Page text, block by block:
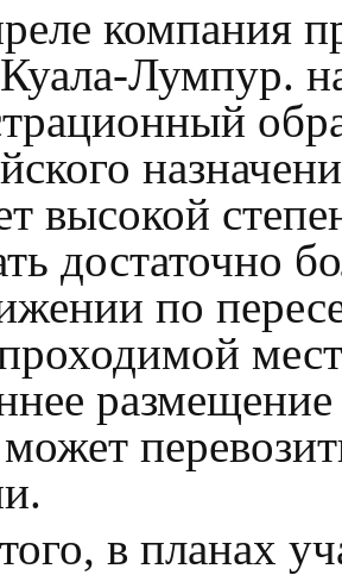
компания
Лумпур.
высокой
достаточно
по
в планах